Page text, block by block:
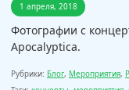
1 апреля, 2018
Фотографии с
Apocalyptica.
Рубрики: Блог, Мероприятия,